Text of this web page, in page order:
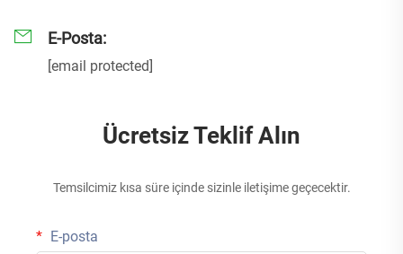
E-Posta:
[email protected]
Ücretsiz Teklif Alın
Temsilcimiz kısa süre içinde sizinle iletişime geçecektir.
E-posta